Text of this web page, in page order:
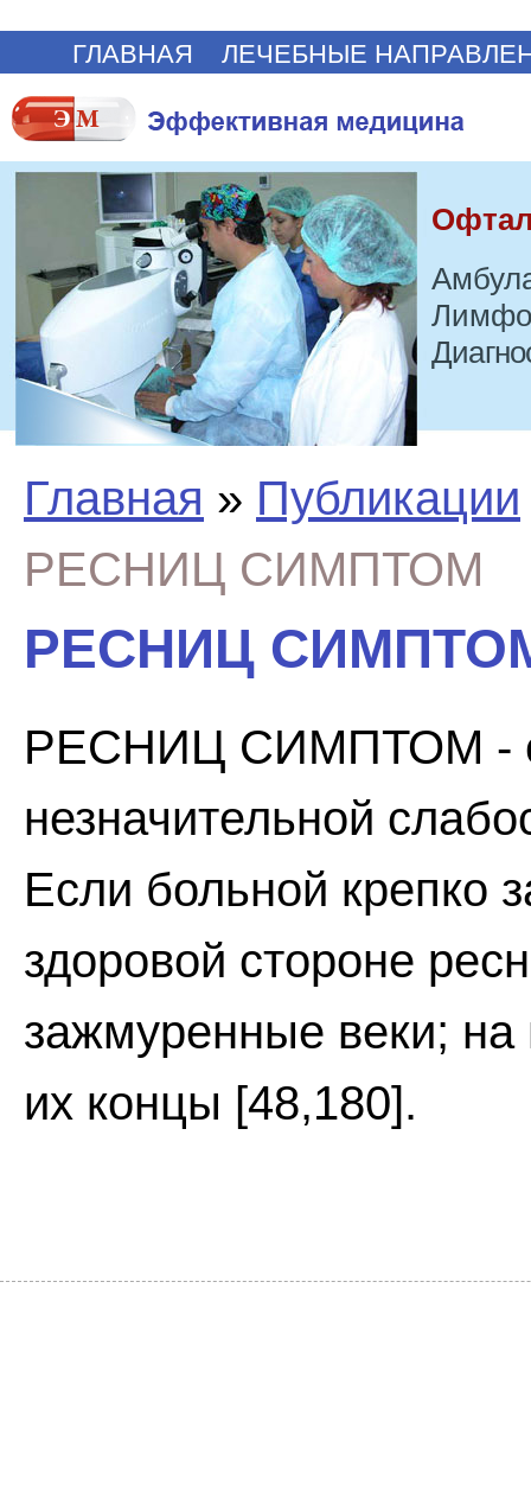
ГЛАВНАЯ ЛЕЧЕБНЫЕ
Главная » Публикации
РЕСНИЦ СИМПТОМ
РЕСНИЦ
РЕСНИЦ СИМПТОМ -
незначительной
Если больной крепко
здоровой стороне
зажмуренные веки;
их концы [48,180].